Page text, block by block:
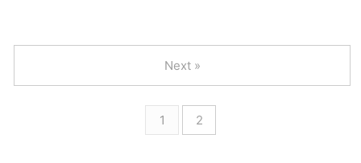
1 2
Next »